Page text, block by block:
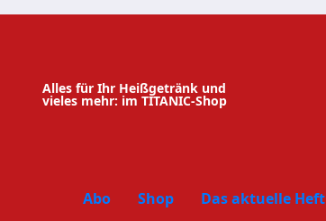
Zum
Alles für Ihr Heißgetränk und
vieles mehr: im TITANIC-Shop
Abo Shop Das aktuelle Heft